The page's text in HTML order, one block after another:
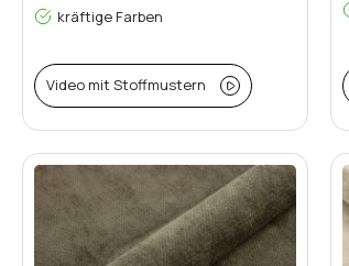
kräftige Farben
Video mit Stoffmustern